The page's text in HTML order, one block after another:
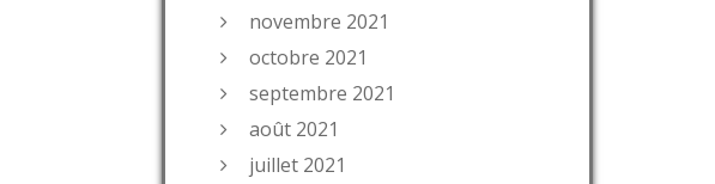
novembre 2021
octobre 2021
septembre 2021
août 2021
juillet 2021